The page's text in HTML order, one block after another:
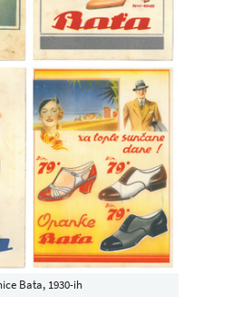
Bata, 1930-ih